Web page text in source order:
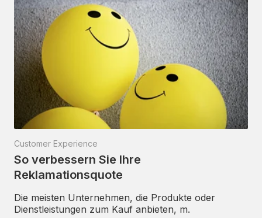
Customer Experience
So verbessern Sie Ihre
Reklamationsquote
Die meisten Unternehmen, die Produkte oder
Dienstleistungen zum Kauf anbieten, m.